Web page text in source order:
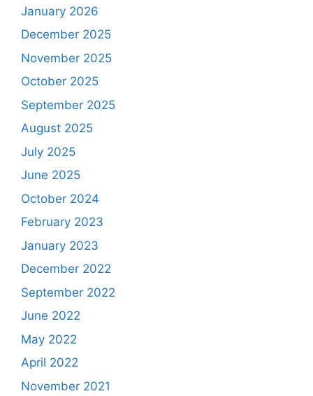
January 2026
December 2025
November 2025
October 2025
September 2025
August 2025
July 2025
June 2025
October 2024
February 2023
January 2023
December 2022
September 2022
June 2022
May 2022
April 2022
November 2021